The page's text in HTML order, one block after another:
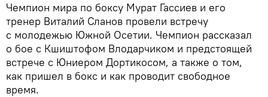
Чемпион мира по боксу Мурат Гассиев и его
тренер Виталий Сланов провели встречу
с молодежью Южной Осетии. Чемпион рассказал
о бое с Кшиштофом Влодарчиком и предстоящей
встрече с Юниером Дортикосом, а также о том,
как пришел в бокс и как проводит свободное
время.